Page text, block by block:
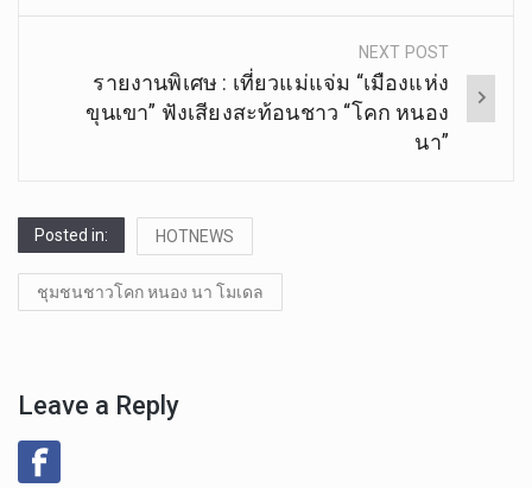
NEXT POST
รายงานพิเศษ : เที่ยวแม่แจ่ม “เมืองแห่ง
ขุนเขา” ฟังเสียงสะท้อนชาว “โคก หนอง
นา”
Posted in: HOTNEWS
ชุมชนชาวโคก หนอง นา โมเดล
Leave a Reply